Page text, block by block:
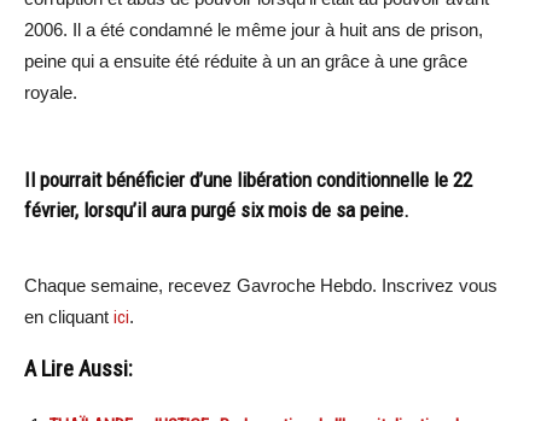
2006. Il a été condamné le même jour à huit ans de prison,
peine qui a ensuite été réduite à un an grâce à une grâce
royale.
Il pourrait bénéficier d’une libération conditionnelle le 22
février, lorsqu’il aura purgé six mois de sa peine.
Chaque semaine, recevez Gavroche Hebdo. Inscrivez vous
en cliquant ici.
A Lire Aussi: